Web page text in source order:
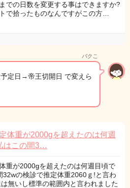
での日数を変更する事はできますか?
で拾ったものなんですがこの方…
パクこ
定日→帝王切開日 で変えら
体重が2000gを超えたのは何週
はこの間3…
重が2000gを超えたのは何週目頃で
32wの検診で推定体重2060ｇ!と言わ
無いし標準の範囲内と言われました